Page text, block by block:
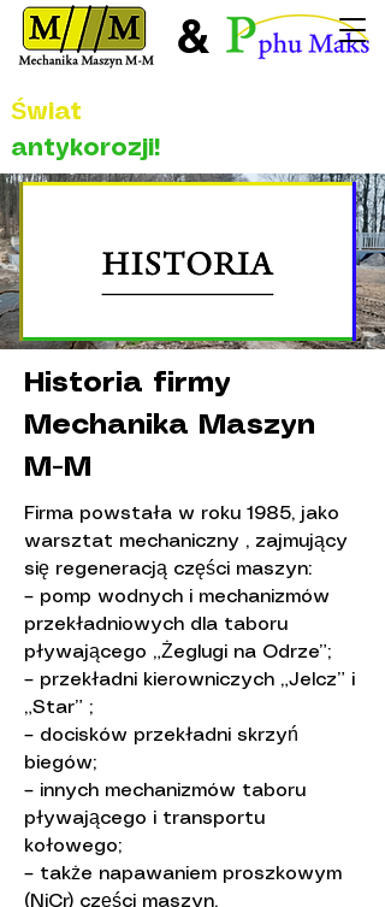
&
Świat
antykorozji!
Historia firmy
Mechanika Maszyn
M-M
Firma powstała w roku 1985, jako
warsztat mechaniczny , zajmujący
się regeneracją części maszyn:
– pomp wodnych i mechanizmów
przekładniowych dla taboru
pływającego „Żeglugi na Odrze”;
– przekładni kierowniczych „Jelcz” i
„Star” ;
– docisków przekładni skrzyń
biegów;
– innych mechanizmów taboru
pływającego i transportu
kołowego;
– także napawaniem proszkowym
(NiCr) części maszyn.